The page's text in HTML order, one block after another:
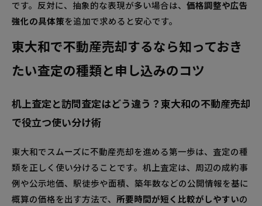
です。反対に、抽象的な表現が多い場合は、 価格調整や広告
強化の具体策を追加で求めると安心です。
東大和で不動産売却するなら知っておき
たい査定の種類と申し込みのコツ
机上査定と訪問査定はどう違う？東大和の不動産売却
で役立つ使い分け術
東大和でスムーズに不動産売却を進める第一歩は、査定の種
類を正しく使い分けることです。机上査定は、周辺の成約事
例や公示地価、駅徒歩や面積、築年数などの公開情報を基に
概算の価格を出す方法で、 所要時間が短く比較がしやすいの